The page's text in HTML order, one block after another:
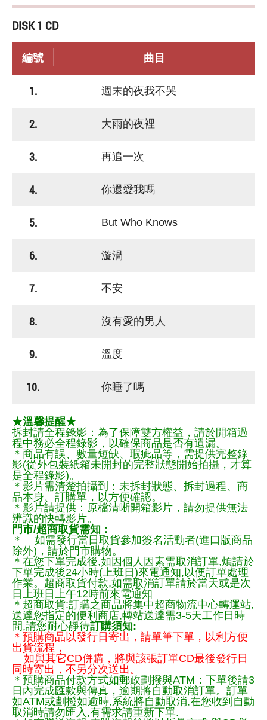
DISK 1 CD
編號 曲目
1. 週末的夜我不哭
2. 大雨的夜裡
3. 再追一次
4. 你還愛我嗎
5. But Who Knows
6. 漩渦
7. 不安
8. 沒有愛的男人
9. 溫度
10. 你睡了嗎
★溫馨提醒★
拆封請全程錄影：為了保障雙方權益，請於開箱過
程中務必全程錄影，以確保商品是否有遺漏。
＊商品有誤、數量短缺、瑕疵品等，需提供完整錄
影(從外包裝紙箱未開封的完整狀態開始拍攝，才算
是全程錄影)。
＊影片需清楚拍攝到：未拆封狀態、拆封過程、商
品本身、訂購單，以方便確認。
＊影片請提供：原檔清晰開箱影片，請勿提供無法
辨識的快轉影片。
門市/超商取貨需知：
＊ 如需發行當日取貨參加簽名活動者(進口版商品
除外)，請於門市購物。
＊在您下單完成後,如因個人因素需取消訂單,煩請於
下單完成後24小時(上班日)來電通知,以便訂單處理
作業。超商取貨付款,如需取消訂單請於當天或是次
日上班日上午12時前來電通知
＊超商取貨:訂購之商品將集中超商物流中心轉運站,
送達您指定的便利商店,轉站送達需3-5天工作日時
間,請您耐心靜待訂購須知:
＊預購商品以發行日寄出，請單筆下單，以利方便
出貨流程，
如與其它CD併購，將與該張訂單CD最後發行日
同時寄出，不另分次送出。
＊預購商品付款方式如郵政劃撥與ATM：下單後請3
日內完成匯款與傳真，逾期將自動取消訂單。訂單
如ATM或劃撥如逾時,系統將自動取消,在您收到自動
取消時請勿匯入,有需求請重新下單.